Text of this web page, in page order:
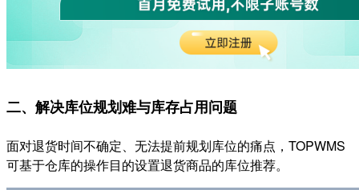
二、 解决库位规划难与库存占用问题
面对退货时间不确定、无法提前规划库位的痛点，TOPWMS
可基于仓库的操作目的设置退货商品的库位推荐。